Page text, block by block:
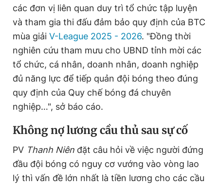
các đơn vị liên quan duy trì tổ chức tập luyện
và tham gia thi đấu đảm bảo quy định của BTC
mùa giải V-League 2025 - 2026. "Đồng thời
nghiên cứu tham mưu cho UBND tỉnh mời các
tổ chức, cá nhân, doanh nhân, doanh nghiệp
đủ năng lực để tiếp quản đội bóng theo đúng
quy định của Quy chế bóng đá chuyên
nghiệp…", sở báo cáo.
Không nợ lương cầu thủ sau sự cố
PV Thanh Niên đặt câu hỏi về việc người đứng
đầu đội bóng có nguy cơ vướng vào vòng lao
lý thì vấn đề lớn nhất là tiền lương cho các cầu